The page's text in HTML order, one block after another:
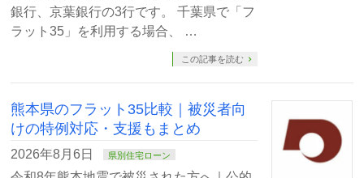
銀行、京葉銀行の3行です。 千葉県で「フ
ラット35」を利用する場合、 …
この記事を読む
熊本県のフラット35比較｜被災者向
けの特例対応・支援もまとめ
2026年8月6日 県別住宅ローン